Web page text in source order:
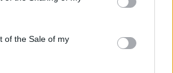
of the Sale of my